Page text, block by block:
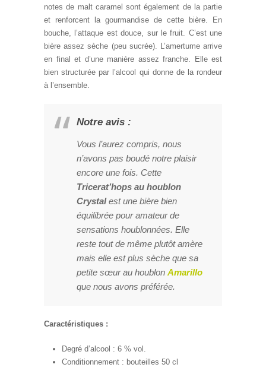
notes de malt caramel sont également de la partie
et renforcent la gourmandise de cette bière. En
bouche, l’attaque est douce, sur le fruit. C’est une
bière assez sèche (peu sucrée). L’amertume arrive
en final et d’une manière assez franche. Elle est
bien structurée par l’alcool qui donne de la rondeur
à l’ensemble.
Notre avis :
Vous l’aurez compris, nous
n’avons pas boudé notre plaisir
encore une fois. Cette
Tricerat’hops au houblon
Crystalest une bière bien
équilibrée pour amateur de
sensations houblonnées. Elle
reste tout de même plutôt amère
mais elle est plus sèche que sa
petite sœur au houblon Amarillo
que nous avons préférée.
Caractéristiques :
Degré d’alcool : 6 % vol.
Conditionnement : bouteilles 50 cl